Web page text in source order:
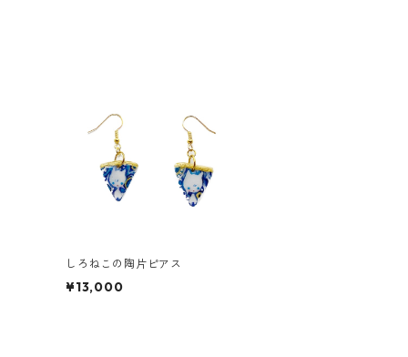
しろねこの陶片ピアス
¥13,000